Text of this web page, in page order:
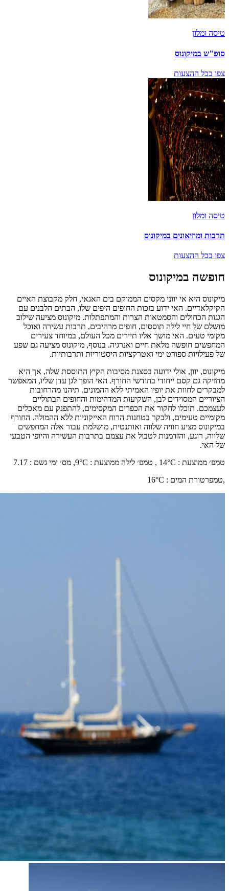
טיסה ומלון
סופ"ש במיקונוס
צפו בכל ההצעות
טיסה ומלון
תרבות ומוזיאונים במיקונוס
צפו בכל ההצעות
חופשה במיקונוס
מיקונוס היא אי יווני מקסים הממוקם בים האגאי, חלק מקבוצת האיים
הקיקלאדיים. האי ידוע בזכות החופים היפים שלו, הבתים הלבנים עם
הגגות הכחולים והסמטאות הצרות והמתפתלות. מיקונוס מציעה שילוב
מושלם של חיי לילה תוססים, חופים מרהיבים, תרבות עשירה ואוכל
מקומי טעים. האי מושך אליו תיירים מכל העולם, במיוחד צעירים
המחפשים חופשה מלאת חיים ואנרגיה. בנוסף, מיקונוס מציעה גם שפע
של פעילויות ספורט ימי ואטרקציות היסטוריות ותרבותיות.
מיקונוס, יוון, אולי ידועה בסצנת מסיבות הקיץ התוססת שלה, אך היא
מחזיקה גם קסם ייחודי בחודשי החורף. האי הופך לגן עדן שליו, המאפשר
למבקרים לחוות את יופיו האמיתי ללא ההמונים. תיהנו מהרחובות
הציוריים המסוידים לבן, השקיעות המדהימות והחופים הבתוליים
לעצמכם. תוכלו לחקור את הכפרים המקסימים, להתפנק עם מאכלים
מקומיים טעימים, ולבקר בטחנות הרוח האייקוניות ללא ההמולה. החורף
במיקונוס מציע חוויה שלווה ואותנטית, מושלמת עבור אלה המחפשים
שלווה, רוגע, והזדמנות לטבול את עצמם בתרבות העשירה והיופי הטבעי
של האי.
טמפ׳ ממוצעת :
14°C , טמפ׳ לילה ממוצעת :
9°C, מס׳ ימי גשם :
7.17
,טמפרטורת המים :
16°C